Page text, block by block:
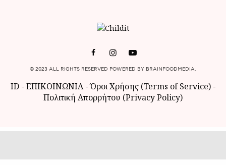
© 2023 ALL RIGHTS RESERVED POWERED BY BRAINFOODMEDIA.
ID- ΕΠΙΚΟΙΝΩΝΙΑ-Όροι Χρήσης (Terms of Service)-
Πολιτική Απορρήτου (Privacy Policy)